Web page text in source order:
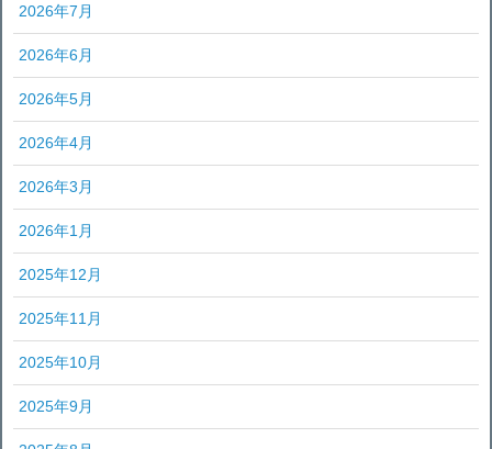
2026年7月
2026年6月
2026年5月
2026年4月
2026年3月
2026年1月
2025年12月
2025年11月
2025年10月
2025年9月